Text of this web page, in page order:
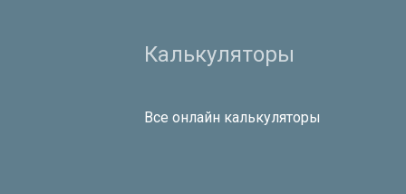
Калькуляторы
Все онлайн калькуляторы